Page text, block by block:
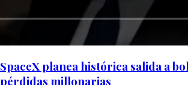
SpaceX planea histórica salida a
pérdidas millonarias